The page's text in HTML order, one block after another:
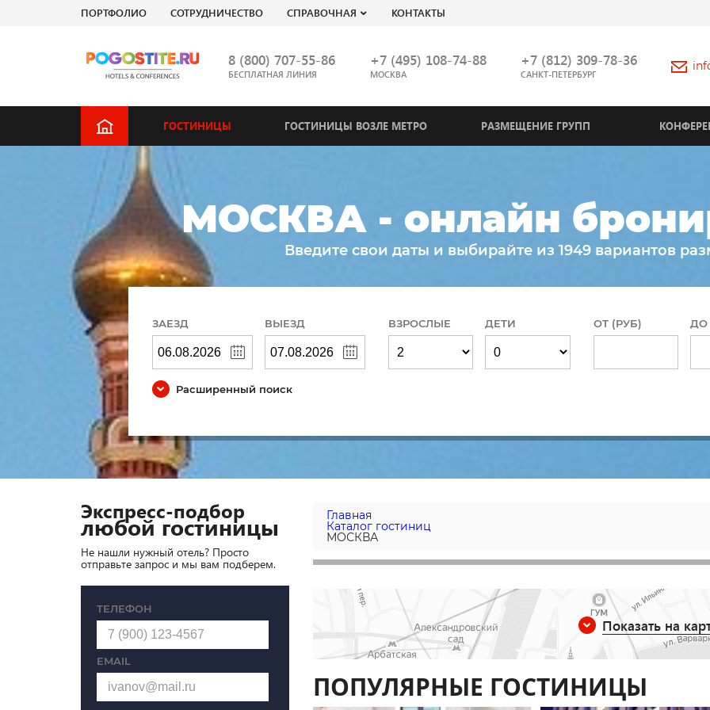
ПОРТФОЛИО СОТРУДНИЧЕСТВО СПРАВОЧНАЯ КОНТАКТЫ
8 (800) 707-55-86
БЕСПЛАТНАЯ ЛИНИЯ
+7 (495) 108-74-88
МОСКВА
+7 (812) 309-78-36
САНКТ-ПЕТЕРБУРГ
ГОСТИНИЦЫ ГОСТИНИЦЫ ВОЗЛЕ МЕТРО РАЗМЕЩЕНИЕ ГРУПП
МОСКВА - онлайн
Введите свои даты и выбирайте из 1949 вариантов
ЗАЕЗД ВЫЕЗД ВЗРОСЛЫЕ ДЕТИ ОТ (РУБ) ДО
Расширенный поиск
Главная
Каталог гостиниц
МОСКВА
Показать на
ПОПУЛЯРНЫЕ ГОСТИНИЦЫ
Экспресс-подбор
любой гостиницы
Не нашли нужный отель? Просто
отправьте запрос и мы вам подберем.
ТЕЛЕФОН
EMAIL